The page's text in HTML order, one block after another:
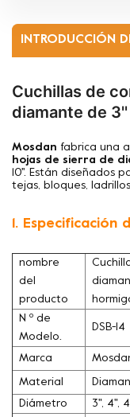
INTRODUCCIÓN
Cuchillas de
diamante de
Mosdan fabrica una
hojas de sierra de
10''. Están diseñados
tejas, bloques,
1.
nombre
del
producto
N º de
Modelo.
DSB-14
Marca
Material
Diámetro
3", 4",